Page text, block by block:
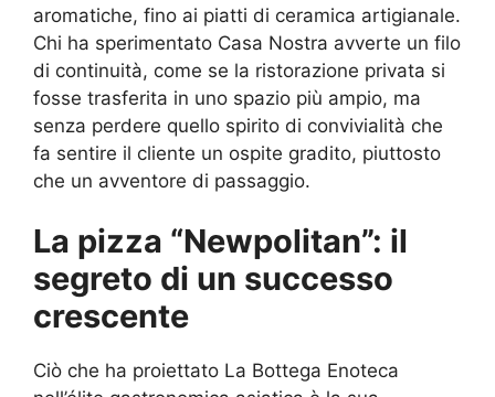
aromatiche, fino ai piatti di ceramica artigianale.
Chi ha sperimentato Casa Nostra avverte un filo
di continuità, come se la ristorazione privata si
fosse trasferita in uno spazio più ampio, ma
senza perdere quello spirito di convivialità che
fa sentire il cliente un ospite gradito, piuttosto
che un avventore di passaggio.
La pizza “Newpolitan”: il
segreto di un successo
crescente
Ciò che ha proiettato La Bottega Enoteca